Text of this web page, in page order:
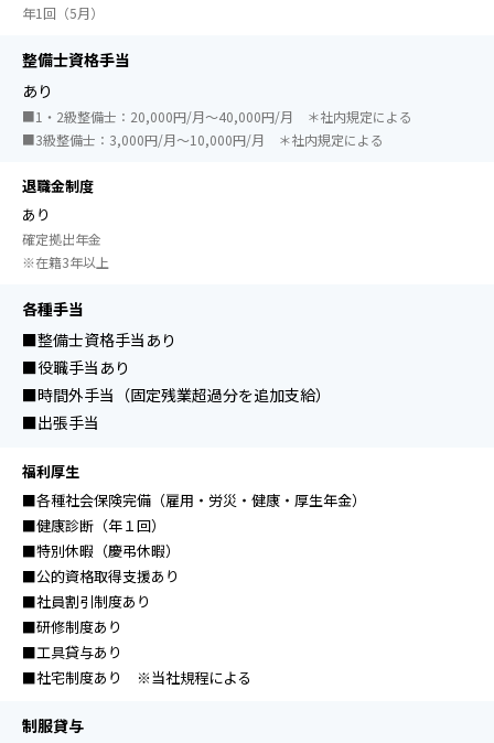
年1回（5月）
整備士資格手当
あり
■1・2級整備士：20,000円/月～40,000円/月 ＊社内規定による
■3級整備士：3,000円/月～10,000円/月 ＊社内規定による
退職金制度
あり
確定拠出年金
※在籍3年以上
各種手当
■整備士資格手当あり
■役職手当あり
■時間外手当（固定残業超過分を追加支給）
■出張手当
福利厚生
■各種社会保険完備（雇用・労災・健康・厚生年金）
■健康診断（年１回）
■特別休暇（慶弔休暇）
■公的資格取得支援あり
■社員割引制度あり
■研修制度あり
■工具貸与あり
■社宅制度あり ※当社規程による
制服貸与